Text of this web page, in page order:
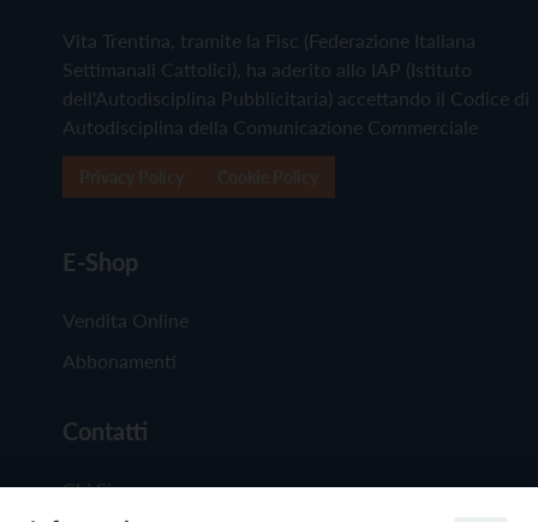
Vita Trentina, tramite la Fisc (Federazione Italiana
Settimanali Cattolici), ha aderito allo IAP (Istituto
dell'Autodisciplina Pubblicitaria) accettando il Codice di
Autodisciplina della Comunicazione Commerciale
E-Shop
Vendita Online
Abbonamenti
Contatti
Chi Siamo